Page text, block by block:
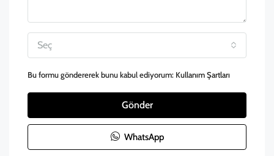
Seç
Bu formu göndererek bunu kabul ediyorum: Kullanım Şartları
Gönder
WhatsApp